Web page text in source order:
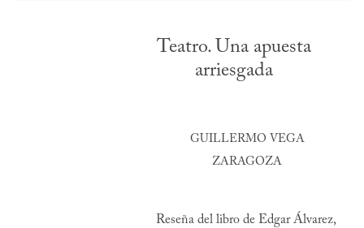
Teatro. Una apuesta
arriesgada
GUILLERMO VEGA
ZARAGOZA
Reseña del libro de Edgar Álvarez,